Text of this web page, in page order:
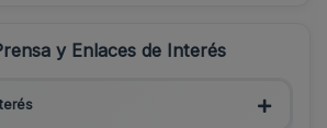
y Enlaces de Interés